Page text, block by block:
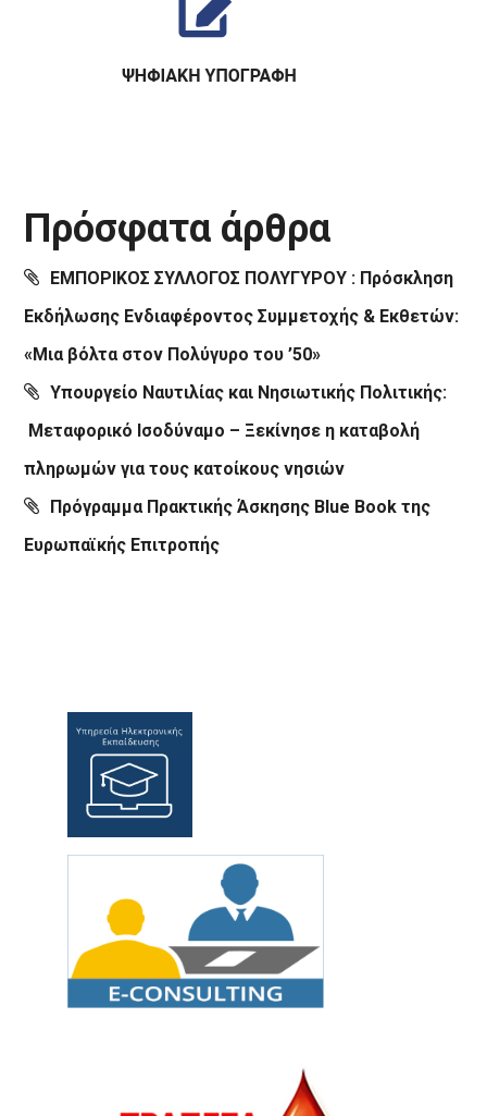
Πρόσφατα άρθρα
ΕΜΠΟΡΙΚΟΣ ΣΥΛΛΟΓΟΣ ΠΟΛΥΓΥΡΟΥ : Πρόσκληση
Εκδήλωσης Ενδιαφέροντος Συμμετοχής & Εκθετών:
«Μια βόλτα στον Πολύγυρο του ’50»
Υπουργείο Ναυτιλίας και Νησιωτικής Πολιτικής:
Μεταφορικό Ισοδύναμο – Ξεκίνησε η καταβολή
πληρωμών για τους κατοίκους νησιών
Πρόγραμμα Πρακτικής Άσκησης Blue Book της
Ευρωπαϊκής Επιτροπής